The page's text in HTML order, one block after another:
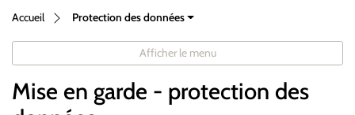
Accueil Protection des données
Afficher le menu
Mise en garde - protection des